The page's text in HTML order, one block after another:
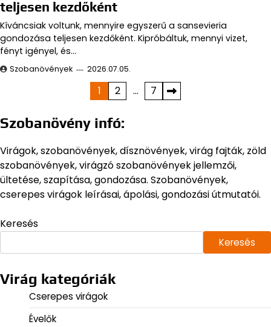
teljesen kezdőként
Kíváncsiak voltunk, mennyire egyszerű a sansevieria
gondozása teljesen kezdőként. Kipróbáltuk, mennyi vizet,
fényt igényel, és…
Szobanövények 2026.07.05.
lapozása
1 2 … 7
Szobanövény infó:
Virágok, szobanövények, dísznövények, virág fajták, zöld
szobanövények, virágzó szobanövények jellemzői,
ültetése, szapítása, gondozása. Szobanövények,
cserepes virágok leírásai, ápolási, gondozási útmutatói.
Keresés
Keresés
Virág kategóriák
Cserepes virágok
Évelők